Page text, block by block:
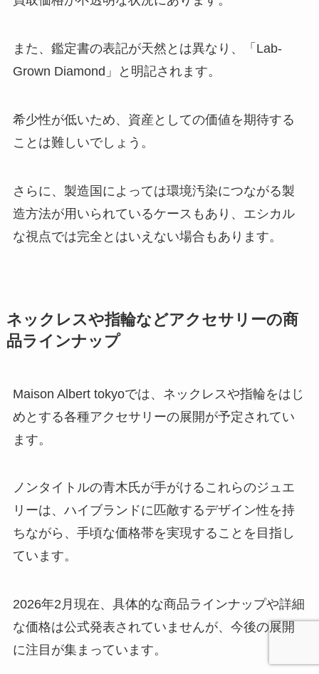
また、鑑定書の表記が天然とは異なり、「Lab-
Grown Diamond」と明記されます。
希少性が低いため、資産としての価値を期待する
ことは難しいでしょう。
さらに、製造国によっては環境汚染につながる製
造方法が用いられているケースもあり、エシカル
な視点では完全とはいえない場合もあります。
ネックレスや指輪などアクセサリーの商
品ラインナップ
Maison Albert tokyoでは、ネックレスや指輪をはじ
めとする各種アクセサリーの展開が予定されてい
ます。
ノンタイトルの青木氏が手がけるこれらのジュエ
リーは、ハイブランドに匹敵するデザイン性を持
ちながら、手頃な価格帯を実現することを目指し
ています。
2026年2月現在、具体的な商品ラインナップや詳細
な価格は公式発表されていませんが、今後の展開
に注目が集まっています。